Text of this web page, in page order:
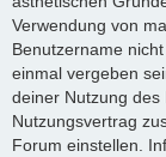
Verwendung von
Benutzername
einmal vergeben
deiner Nutzung
Nutzungsvertrag
Forum einstellen.